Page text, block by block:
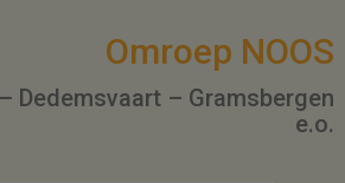
Omroep NOOS
Dedemsvaart – Gramsbergen
e.o.